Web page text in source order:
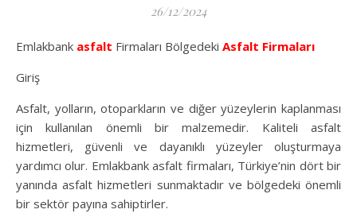
26/12/2024
Emlakbank asfalt Firmaları Bölgedeki Asfalt Firmaları
Giriş
Asfalt, yolların, otoparkların ve diğer yüzeylerin kaplanması
için kullanılan önemli bir malzemedir. Kaliteli asfalt
hizmetleri, güvenli ve dayanıklı yüzeyler oluşturmaya
yardımcı olur. Emlakbank asfalt firmaları, Türkiye’nin dört bir
yanında asfalt hizmetleri sunmaktadır ve bölgedeki önemli
bir sektör payına sahiptirler.